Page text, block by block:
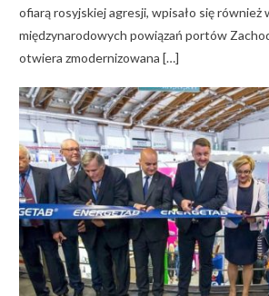
ofiarą rosyjskiej agresji, wpisało się również
międzynarodowych powiązań portów
otwiera zmodernizowana […]